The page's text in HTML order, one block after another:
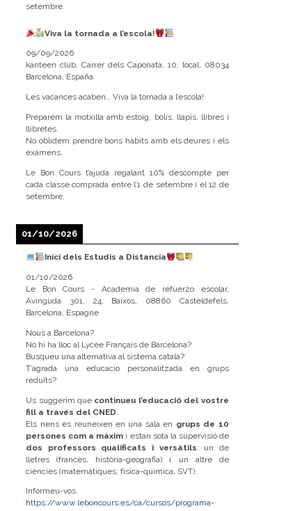
setembre.
Viva la tornada a l’escola!
09/09/2026
kanteen club, Carrer dels Caponata, 10, local, 08034
Barcelona, España
Les vacances acaben… Viva la tornada a l’escola!
Preparem la motxilla amb estoig, bolís, llapis, llibres i
llibretes.
No oblidem prendre bons hàbits amb els deures i els
exàmens.
Le Bon Cours t’ajuda regalant 10% descompte per
cada classe comprada entre l’1 de setembre i el 12 de
setembre.
01/10/2026
Inici dels Estudis a Distancia
01/10/2026
Le Bon Cours - Academia de refuerzo escolar,
Avinguda 301, 24, Baixos, 08860 Casteldefels,
Barcelona, Espagne
Nous a Barcelona?
No hi ha lloc al Lycée Français de Barcelona?
Busqueu una alternativa al sistema català?
T’agrada una educació personalitzada en grups
reduïts?
Us suggerim que continueu l’educació del vostre
fill a través del CNED
Els nens es reuneixen en una sala en grups de 10
persones com a màxim i estan sota la supervisió de
dos professors qualificats i versàtils: un de
lletres (francès, història-geografia) i un altre de
ciències (matemàtiques, física-química, SVT).
Informeu-vos.
https://www.leboncours.es/ca/cursos/programa-